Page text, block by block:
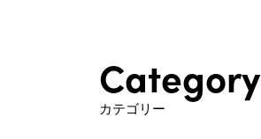
Category
カテゴリー